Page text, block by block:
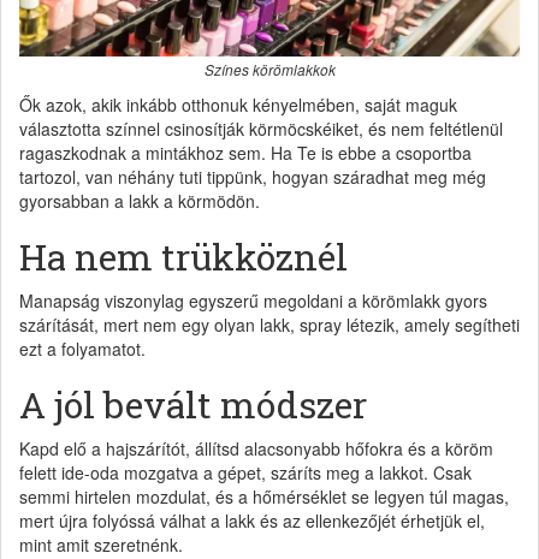
Színes körömlakkok
Ők azok, akik inkább otthonuk kényelmében, saját maguk
választotta színnel csinosítják körmöcskéiket, és nem feltétlenül
ragaszkodnak a mintákhoz sem. Ha Te is ebbe a csoportba
tartozol, van néhány tuti tippünk, hogyan száradhat meg még
gyorsabban a lakk a körmödön.
Ha nem trükköznél
Manapság viszonylag egyszerű megoldani a körömlakk gyors
szárítását, mert nem egy olyan lakk, spray létezik, amely segítheti
ezt a folyamatot.
A jól bevált módszer
Kapd elő a hajszárítót, állítsd alacsonyabb hőfokra és a köröm
felett ide-oda mozgatva a gépet, száríts meg a lakkot. Csak
semmi hirtelen mozdulat, és a hőmérséklet se legyen túl magas,
mert újra folyóssá válhat a lakk és az ellenkezőjét érhetjük el,
mint amit szeretnénk.